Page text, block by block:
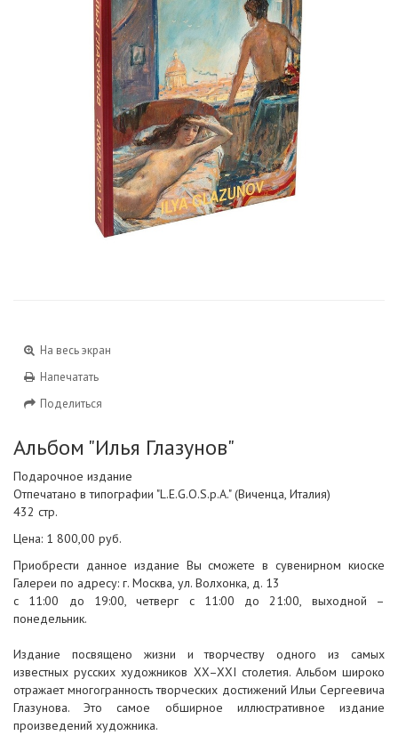
На весь экран
Напечатать
Поделиться
Альбом "Илья Глазунов"
Подарочное издание
Отпечатано в типографии "L.E.G.O.S.p.A." (Виченца, Италия)
432 стр.
Цена: 1 800,00 руб.
Приобрести данное издание Вы сможете в сувенирном киоске
Галереи по адресу: г. Москва, ул. Волхонка, д. 13
с 11:00 до 19:00, четверг с 11:00 до 21:00, выходной –
понедельник.
Издание посвящено жизни и творчеству одного из самых
известных русских художников XX–XXI столетия. Альбом широко
отражает многогранность творческих достижений Ильи Сергеевича
Глазунова. Это самое обширное иллюстративное издание
произведений художника.